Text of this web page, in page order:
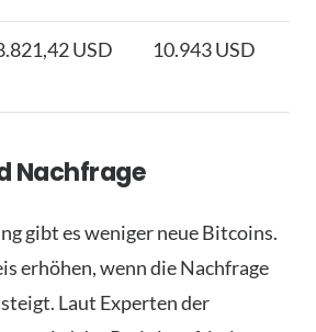
USD 10.943 USD
Nachfrage
gibt es weniger neue Bitcoins.
erhöhen, wenn die Nachfrage
Laut Experten der